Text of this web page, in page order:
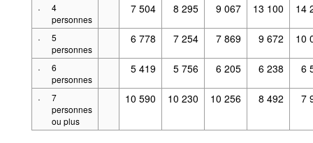
·
4
personnes
7 504 8 295 9 067 13 100 14
·
5
personnes
6 778 7 254 7 869 9 672 10
·
6
personnes
5 419 5 756 6 205 6 238 6
·
7
personnes
ou plus
10 590 10 230 10 256 8 492 7